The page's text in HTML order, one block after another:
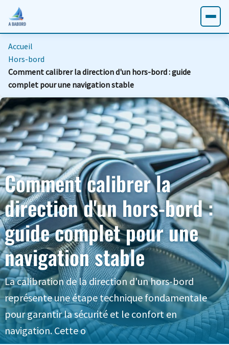
Accueil
Hors-bord
Comment calibrer la direction d'un hors-bord : guide
complet pour une navigation stable
Comment calibrer la
direction d'un hors-bord :
guide complet pour une
navigation stable
La calibration de la direction d'un hors-bord
représente une étape technique fondamentale
pour garantir la sécurité et le confort en
navigation. Cette o